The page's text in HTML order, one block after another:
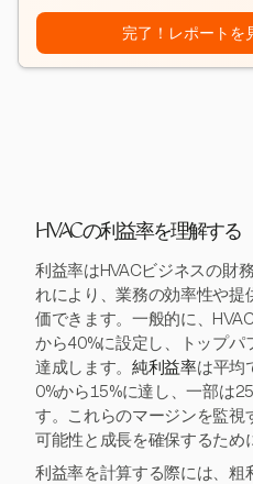
完了！レポートを
HVACの利益率を理解する
利益率はHVACビジネスの財
れにより、業務の効率性や
価できます。一般的に、
から40%に設定し、トップパ
達成します。純利益率は平均
0%から15%に達し、一部は
す。これらのマージンを監
可能性と成長を確保するため
利益率を計算する際には、粗